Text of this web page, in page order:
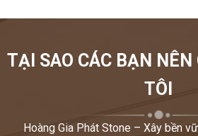
TẠI SAO CÁC BẠN NÊN
TÔI
Hoàng Gia Phát Stone – Xây bền